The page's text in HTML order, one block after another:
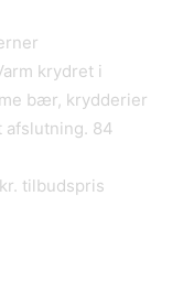
krydret i
bær, krydderier
afslutning. 84
tilbudspris